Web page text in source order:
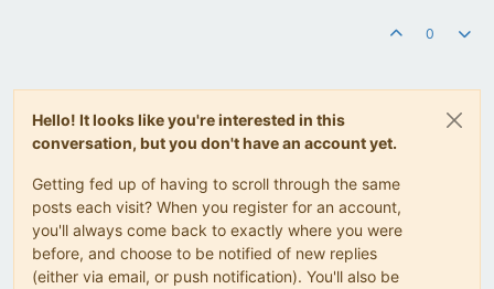
0
Hello! It looks like you're interested in this
conversation, but you don't have an account yet.
Getting fed up of having to scroll through the same
posts each visit? When you register for an account,
you'll always come back to exactly where you were
before, and choose to be notified of new replies
(either via email, or push notification). You'll also be